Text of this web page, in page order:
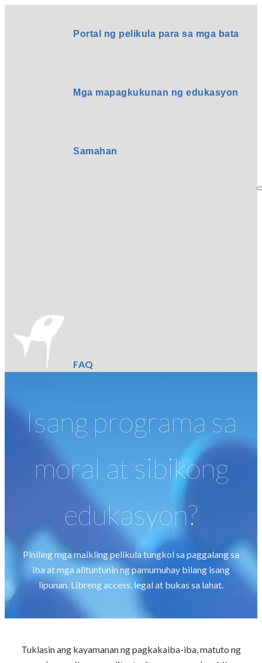
Portal ng pelikula para sa mga bata
Mga mapagkukunan ng edukasyon
Samahan
FAQ
Isang programa sa
moral at sibikong
edukasyon?
Piniling mga maikling pelikula tungkol sa paggalang sa
iba at mga alituntunin ng pamumuhay bilang isang
lipunan. Libreng access, legal at bukas sa lahat.
Tuklasin ang kayamanan ng pagkakaiba-iba, matuto ng